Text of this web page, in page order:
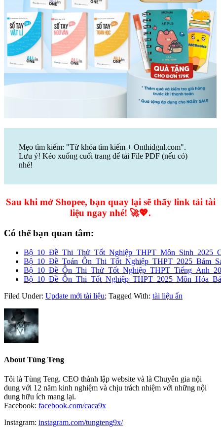
Mẹo tìm kiếm: "Từ khóa tìm kiếm + Onthidgnl.com".
Lưu ý! Kéo xuống cuối trang để tải File PDF (nếu có)
nhé!
Sau khi mở Shopee, bạn quay lại sẽ thấy link tải tài
liệu ngay nhé! 🚀💖.
Có thể bạn quan tâm:
Filed Under: Update mới tài liệu; Tagged With: tài liệu ẩn
About Tùng Teng
Tôi là Tùng Teng. CEO thành lập website và là Chuyên gia nội
dung với 12 năm kinh nghiệm và chịu trách nhiệm với những nội
dung hữu ích mang lại.
Facebook: facebook.com/caca9x
Instagram: instagram.com/tungteng9x/